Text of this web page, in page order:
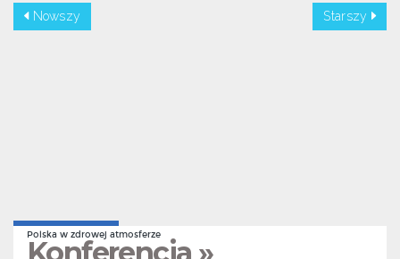
Nowszy Starszy
Polska w zdrowej atmosferze